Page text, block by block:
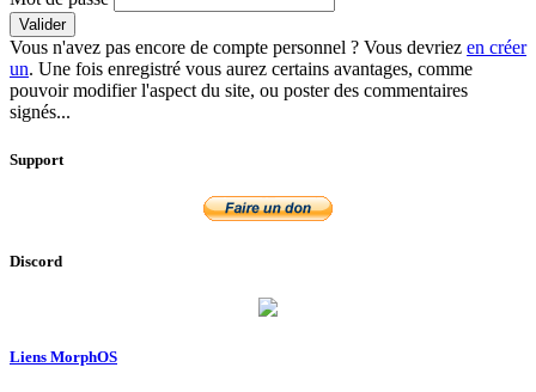
Valider
Vous n'avez pas encore de compte personnel ? Vous devriez en créer
un. Une fois enregistré vous aurez certains avantages, comme
pouvoir modifier l'aspect du site, ou poster des commentaires
signés...
Support
Discord
Liens MorphOS